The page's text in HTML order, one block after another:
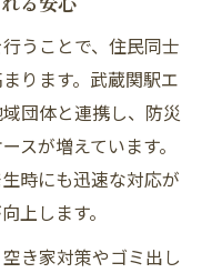
うことで、住民同士
ります。武蔵関駅エ
団体と連携し、防災
スが増えています。
時にも迅速な対応が
上します。
き家対策やゴミ出し